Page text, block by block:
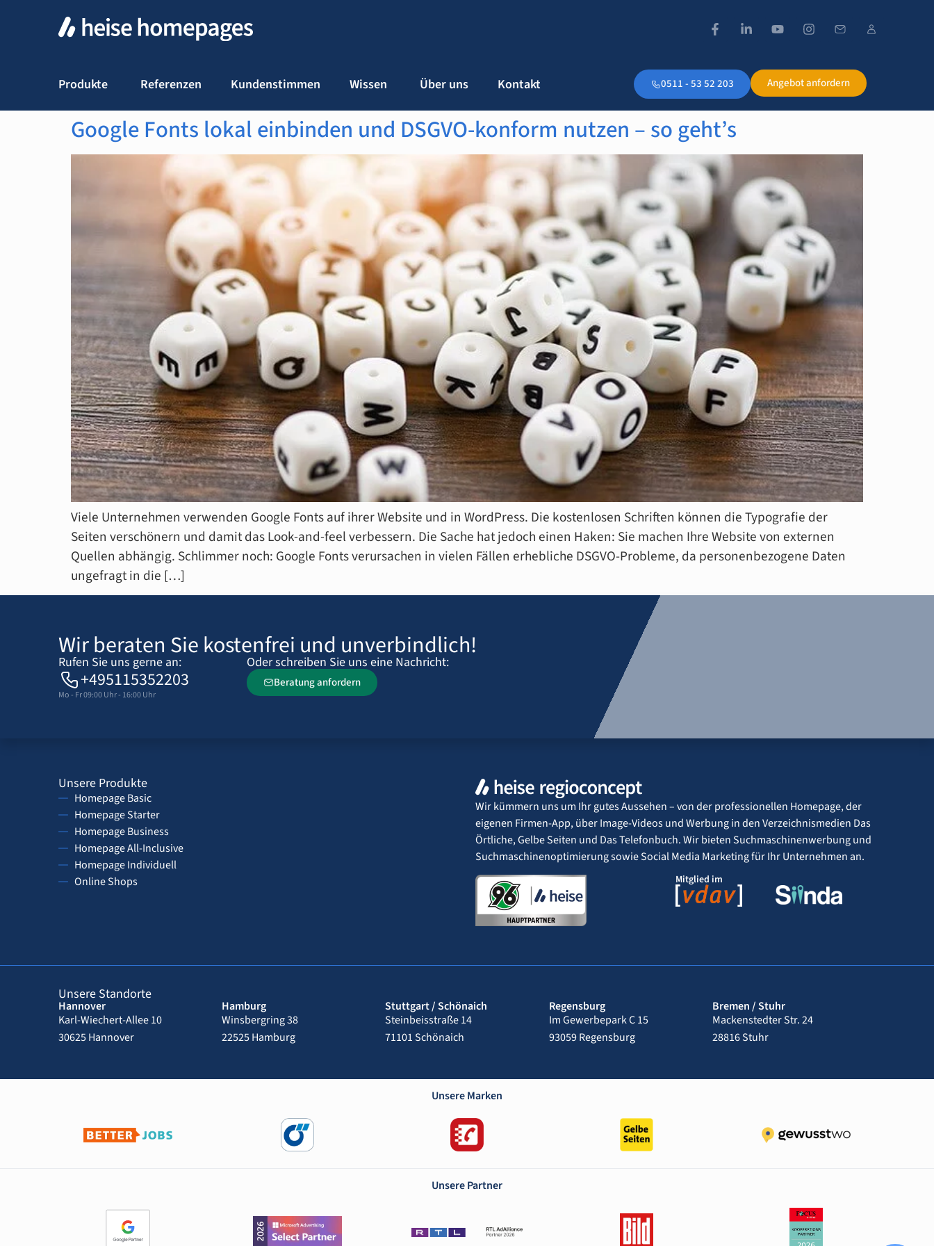
Produkte Referenzen Kundenstimmen Wissen Über uns Kontakt 0511 - 53 52 203 Angebot anfordern
Google Fonts lokal einbinden und DSGVO-konform nutzen – so geht’s
Viele Unternehmen verwenden Google Fonts auf ihrer Website und in WordPress. Die kostenlosen Schriften können die Typografie der
Seiten verschönern und damit das Look-and-feel verbessern. Die Sache hat jedoch einen Haken: Sie machen Ihre Website von externen
Quellen abhängig. Schlimmer noch: Google Fonts verursachen in vielen Fällen erhebliche DSGVO-Probleme, da personenbezogene Daten
ungefragt in die […]
Wir beraten Sie kostenfrei und unverbindlich!
Rufen Sie uns gerne an:
+495115352203
Mo - Fr 09:00 Uhr - 16:00 Uhr
Oder schreiben Sie uns eine Nachricht:
Beratung anfordern
Unsere Produkte
Homepage Basic
Homepage Starter
Homepage Business
Homepage All-Inclusive
Homepage Individuell
Online Shops
Wir kümmern uns um Ihr gutes Aussehen – von der professionellen Homepage, der
eigenen Firmen-App, über Image-Videos und Werbung in den Verzeichnismedien Das
Örtliche, Gelbe Seiten und Das Telefonbuch. Wir bieten Suchmaschinenwerbung und
Suchmaschinenoptimierung sowie Social Media Marketing für Ihr Unternehmen an.
Mitglied im
Unsere Standorte
Hannover
Karl-Wiechert-Allee 10
30625 Hannover
Hamburg
Winsbergring 38
22525 Hamburg
Stuttgart / Schönaich
Steinbeisstraße 14
71101 Schönaich
Regensburg
Im Gewerbepark C 15
93059 Regensburg
Bremen / Stuhr
Mackenstedter Str. 24
28816 Stuhr
Unsere Marken
Unsere Partner